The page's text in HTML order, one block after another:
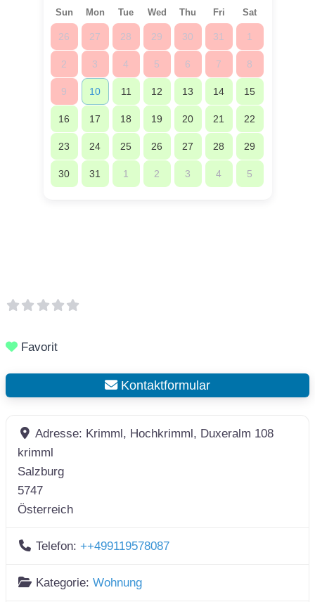
Sun Mon Tue Wed Thu Fri Sat
26 27 28 29 30 31 1
2 3 4 5 6 7 8
9 10 11 12 13 14 15
16 17 18 19 20 21 22
23 24 25 26 27 28 29
30 31 1 2 3 4 5
Favorit
Kontaktformular
Adresse: Krimml, Hochkrimml, Duxeralm 108
krimml
Salzburg
5747
Österreich
Telefon:++499119578087
Kategorie:Wohnung